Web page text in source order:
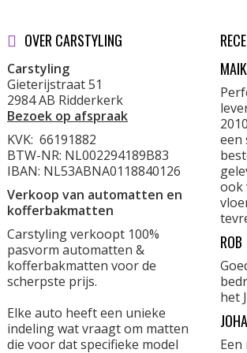
OVER CARSTYLING
Carstyling
Gieterijstraat 51
2984 AB Ridderkerk
Bezoek op afspraak
KVK: 66191882
BTW-NR: NL002294189B83
IBAN: NL53ABNA0118840126
Verkoop van automatten en
kofferbakmatten
Carstyling verkoopt 100%
pasvorm automatten &
kofferbakmatten voor de
scherpste prijs.
Elke auto heeft een unieke
indeling wat vraagt om matten
die voor dat specifieke model
een
ook
ROB
het